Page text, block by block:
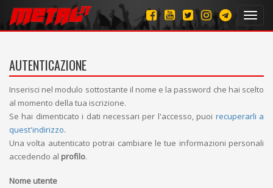
AUTENTICAZIONE
Inserisci nel modulo sottostante il nome e la password che hai scelto
al momento della tua iscrizione.
Se hai dimenticato i dati necessari per l'accesso, puoi recuperarli a
quest'indirizzo.
Una volta autenticato potrai cambiare le tue informazioni personali
accedendo al profilo.
Nome utente